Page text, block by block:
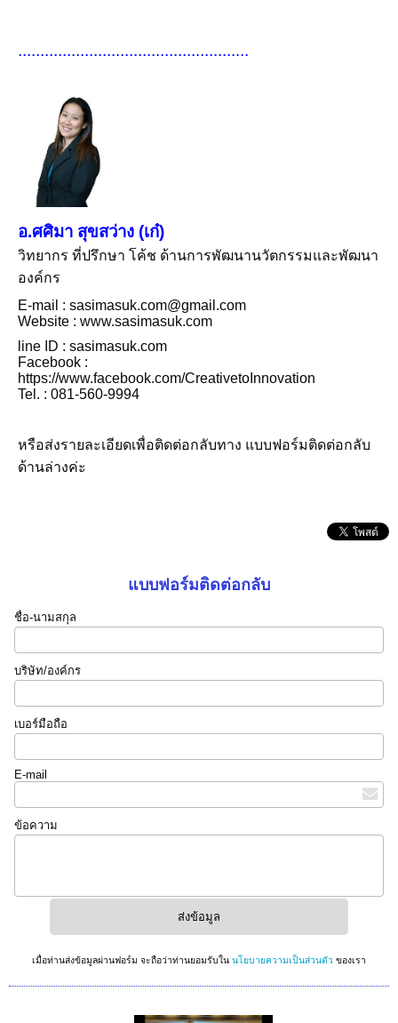
....................................................
อ.ศศิมา สุขสว่าง (เก๋)
วิทยากร ที่ปรึกษา โค้ช ด้านการพัฒนานวัตกรรมและพัฒนา
องค์กร
E-mail : sasimasuk.com@gmail.com
Website : www.sasimasuk.com
line ID : sasimasuk.com
Facebook :
https://www.facebook.com/CreativetoInnovation
Tel. : 081-560-9994
หรือส่งรายละเอียดเพื่อติดต่อกลับทาง แบบฟอร์มติดต่อกลับ
ด้านล่างค่ะ
แบบฟอร์มติดต่อกลับ
ชื่อ-นามสกุล
บริษัท/องค์กร
เบอร์มือถือ
E-mail
ข้อความ
เมื่อท่านส่งข้อมูลผ่านฟอร์ม จะถือว่าท่านยอมรับใน นโยบายความเป็นส่วนตัว ของเรา